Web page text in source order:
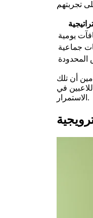
يومية
جماعية
المحدودة
أن تلك
في
الاستمرار.